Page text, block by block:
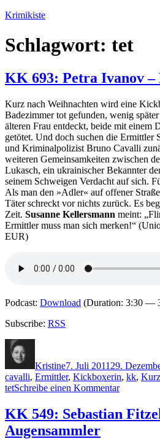
Zum
springen
Krimikiste
Schlagwort: tet
KK 693: Petra Ivanov –
Kurz nach Weihnachten wird eine
Badezimmer tot gefunden, wenig
älteren Frau entdeckt, beide mit einem
getötet. Und doch suchen die Ermittler
und Kriminalpolizist Bruno Cavalli
weiteren Gemeinsamkeiten zwischen
Lukasch, ein ukrainischer Bekannter
seinem Schweigen Verdacht auf sich.
Als man den »Adler« auf offener
Täter schreckt vor nichts zurück. Es
Zeit. Susanne Kellersmann meint:
Ermittler muss man sich merken!“
EUR)
Podcast: Download (Duration: 3:30 —
Subscribe: RSS
Kristine7. Juli 2011 29.
cavalli, Ermittler, Kickboxerin, kk, Kurz
tetSchreibe einen Kommentarzu
693:
Petra
KK 549: Sebastian
Augensammler